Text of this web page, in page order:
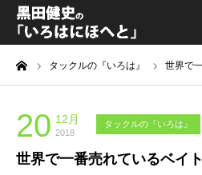
タックルの『いろは』 世界で
20 12月
2018
タックルの『いろは』
世界で一番売れているベイ
黒田健史プロフィール
カテゴリ一覧
喫茶KURODA